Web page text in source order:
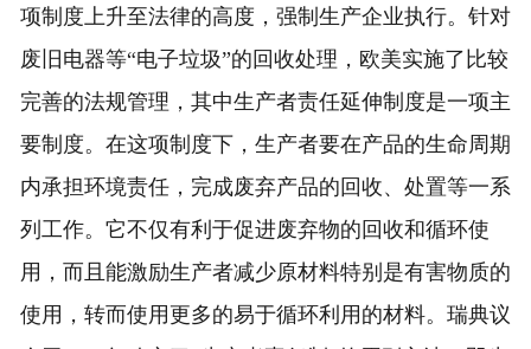
项制度上升至法律的高度，强制生产企业执行。针对
废旧电器等“电子垃圾”的回收处理，欧美实施了比较
完善的法规管理，其中生产者责任延伸制度是一项主
要制度。在这项制度下，生产者要在产品的生命周期
内承担环境责任，完成废弃产品的回收、处置等一系
列工作。它不仅有利于促进废弃物的回收和循环使
用，而且能激励生产者减少原材料特别是有害物质的
使用，转而使用更多的易于循环利用的材料。瑞典议